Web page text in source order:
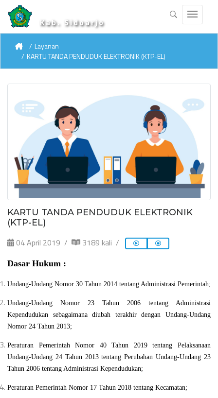
Kab. Sidoarjo
Layanan
KARTU TANDA PENDUDUK ELEKTRONIK (KTP-EL)
KARTU TANDA PENDUDUK ELEKTRONIK
(KTP-EL)
04 April 2019 3189 kali
Dasar Hukum :
Undang-Undang Nomor 30 Tahun 2014 tentang Administrasi Pemerintah;
Undang-Undang Nomor 23 Tahun 2006 tentang Administrasi
Kependudukan sebagaimana diubah terakhir dengan Undang-Undang
Nomor 24 Tahun 2013;
Peraturan Pemerintah Nomor 40 Tahun 2019 tentang Pelaksanaan
Undang-Undang 24 Tahun 2013 tentang Perubahan Undang-Undang 23
Tahun 2006 tentang Administrasi Kependudukan;
Peraturan Pemerintah Nomor 17 Tahun 2018 tentang Kecamatan;